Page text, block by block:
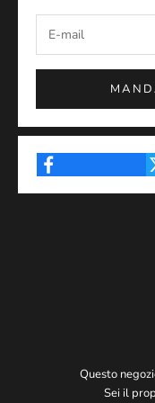
Questo
Sei il